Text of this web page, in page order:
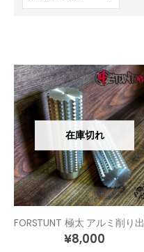
在庫切れ
¥8,000